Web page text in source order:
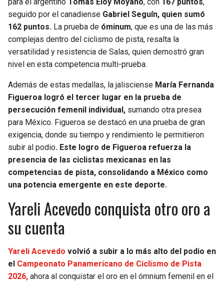
para el argentino Tomás Eloy Moyano, con 167 puntos,
seguido por el canadiense Gabriel Seguín, quien sumó
162 puntos. La prueba de óminum, que es una de las más
complejas dentro del ciclismo de pista, resalta la
versatilidad y resistencia de Salas, quien demostró gran
nivel en esta competencia multi-prueba.
Además de estas medallas, la jalisciense María Fernanda
Figueroa logró el tercer lugar en la prueba de
persecución femenil individual, sumando otra presea
para México. Figueroa se destacó en una prueba de gran
exigencia, donde su tiempo y rendimiento le permitieron
subir al podio. Este logro de Figueroa refuerza la
presencia de las ciclistas mexicanas en las
competencias de pista, consolidando a México como
una potencia emergente en este deporte.
Yareli Acevedo conquista otro oro a
su cuenta
Yareli Acevedo volvió a subir a lo más alto del podio en
el Campeonato Panamericano de Ciclismo de Pista
2026, ahora al conquistar el oro en el ómnium femenil en el